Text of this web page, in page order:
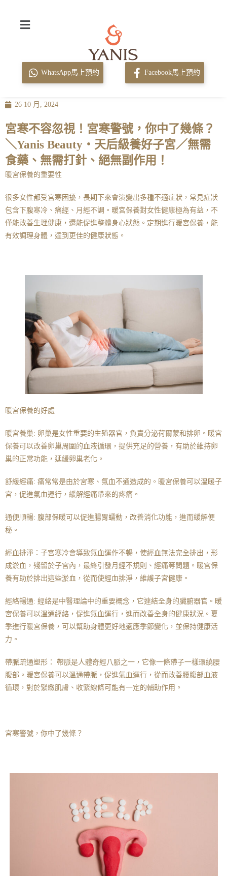
WhatsApp馬上預約 Facebook馬上預約
26 10 月, 2024
宮寒不容忽視！宮寒警號，你中了幾條？
＼Yanis Beauty・天后級養好子宮／無需
食藥、無需打針、絕無副作用！
暖宮保養的重要性
很多女性都受宮寒困擾，長期下來會演變出多種不適症狀，常見症狀
包含下腹寒冷、痛經、月經不調。暖宮保養對女性健康極為有益，不
僅能改善生理健康，還能促進整體身心狀態。定期進行暖宮保養，能
有效調理身體，達到更佳的健康狀態。
暖宮保養的好處
暖宮養巢: 卵巢是女性重要的生殖器官，負責分泌荷爾蒙和排卵。暖宮
保養可以改善卵巢周圍的血液循環，提供充足的營養，有助於維持卵
巢的正常功能，延緩卵巢老化。
舒緩經痛: 痛常常是由於宮寒、氣血不通造成的。暖宮保養可以溫暖子
宮，促進氣血運行，緩解經痛帶來的疼痛。
通便順暢: 腹部保暖可以促進腸胃蠕動，改善消化功能，進而緩解便
秘。
經血排淨：子宮寒冷會導致氣血運作不暢，使經血無法完全排出，形
成淤血，殘留於子宮內，最終引發月經不規則、經痛等問題。暖宮保
養有助於排出這些淤血，從而使經血排淨，維護子宮健康。
經絡暢通: 經絡是中醫理論中的重要概念，它連結全身的臟腑器官。暖
宮保養可以溫通經絡，促進氣血運行，進而改善全身的健康狀況。夏
季進行暖宮保養，可以幫助身體更好地適應季節變化，並保持健康活
力。
帶脈疏通塑形： 帶脈是人體奇經八脈之一，它像一條帶子一樣環繞腰
腹部。暖宮保養可以溫通帶脈，促進氣血運行，從而改善腰腹部血液
循環，對於緊緻肌膚、收緊線條可能有一定的輔助作用。
宮寒警號，你中了幾條？